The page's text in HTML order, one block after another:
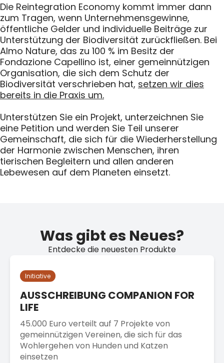
Die Reintegration Economy kommt immer dann
zum Tragen, wenn Unternehmensgewinne,
öffentliche Gelder und individuelle Beiträge zur
Unterstützung der Biodiversität zurückfließen. Bei
Almo Nature, das zu 100 % im Besitz der
Fondazione Capellino ist, einer gemeinnützigen
Organisation, die sich dem Schutz der
Biodiversität verschrieben hat, setzen wir dies
bereits in die Praxis um.
Unterstützen Sie ein Projekt, unterzeichnen Sie
eine Petition und werden Sie Teil unserer
Gemeinschaft, die sich für die Wiederherstellung
der Harmonie zwischen Menschen, ihren
tierischen Begleitern und allen anderen
Lebewesen auf dem Planeten einsetzt.
Was gibt es Neues?
Entdecke die neuesten Produkte
Initiative
AUSSCHREIBUNG COMPANION FOR
LIFE
45.000 Euro verteilt auf 7 Projekte von
gemeinnützigen Vereinen, die sich für das
Wohlergehen von Hunden und Katzen
einsetzen